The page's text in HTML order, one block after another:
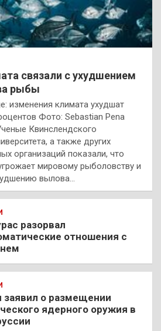
связали с ухудшением
рыбы
изменения климата ухудшат
Фото: Sebastian Pena
Квинслендского
а также других
организаций показали, что
мировому рыболовству и
вылова…
разорвал
отношения с
заявил о размещении
ядерного оружия в